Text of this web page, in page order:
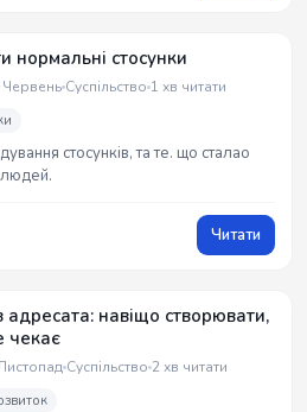
нормальні стосунки
Червень Суспільство 1 хв читати
стосунків, та те. що сталао
людей.
Читати
навіщо створювати,
чекає
Суспільство 2 хв читати